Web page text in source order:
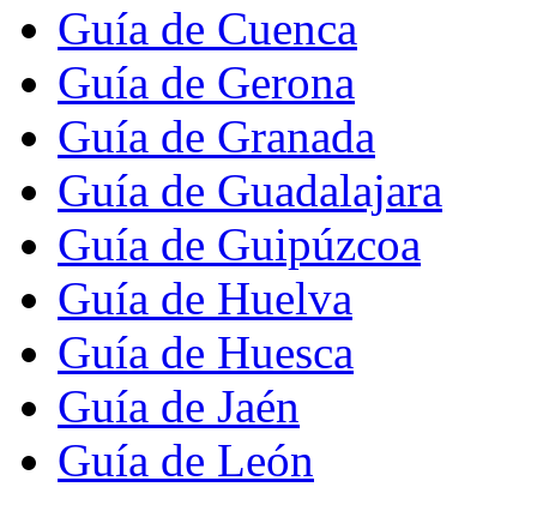
Guía de Cuenca
Guía de Gerona
Guía de Granada
Guía de Guadalajara
Guía de Guipúzcoa
Guía de Huelva
Guía de Huesca
Guía de Jaén
Guía de León